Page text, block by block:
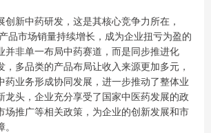
新中药研发，这是其核心竞争力所在，
品市场销量持续增长，成为企业扭亏为盈的
并非单一布局中药赛道，而是同步推进化
多品类的产品布局让收入来源更加多元，
药业务形成协同发展，进一步推动了整体业
龙头，企业充分享受了国家中医药发展的政
场推广等相关政策，为企业的创新发展和市